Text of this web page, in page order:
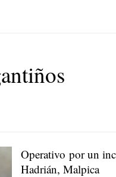
Operativo por un
Hadrián, Malpica